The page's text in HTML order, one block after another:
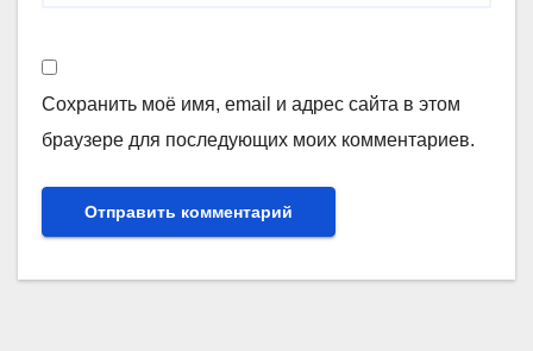
Сохранить моё имя, email и адрес сайта в этом
браузере для последующих моих комментариев.